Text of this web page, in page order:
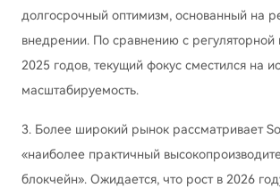
долгосрочный оптимизм, основанный на
внедрении. По сравнению с регуляторной
2025 годов, текущий фокус сместился на
масштабируемость.
3. Более широкий рынок рассматривает
«наиболее практичный
блокчейн». Ожидается, что рост в 2026